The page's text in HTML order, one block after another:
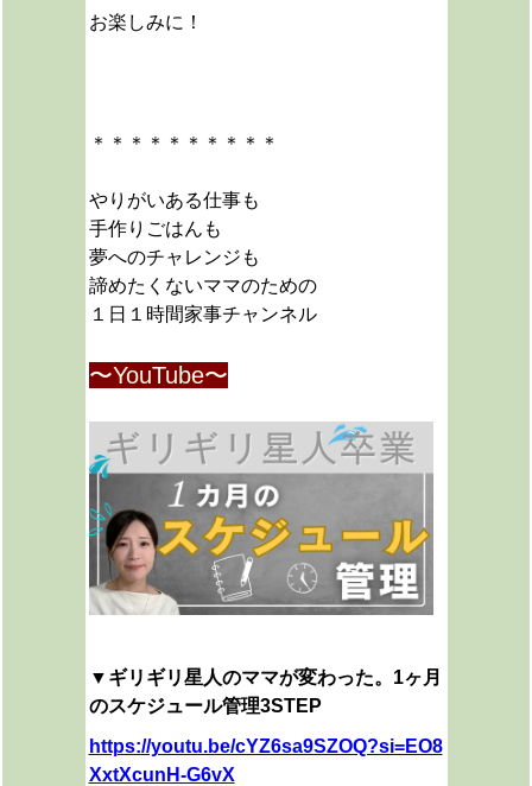
お楽しみに！
＊＊＊＊＊＊＊＊＊＊
やりがいある仕事も
手作りごはんも
夢へのチャレンジも
諦めたくないママのための
１日１時間家事チャンネル
〜YouTube〜
▼ギリギリ星人のママが変わった。1ヶ月
のスケジュール管理3STEP
https://youtu.be/cYZ6sa9SZOQ?si=EO8
XxtXcunH-G6vX